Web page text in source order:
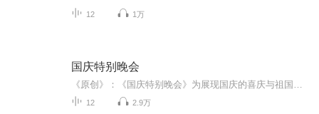
12 1万
国庆特别晚会
12 2.9万